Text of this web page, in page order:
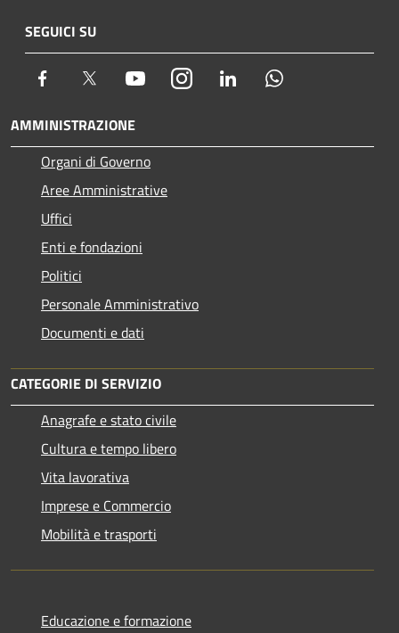
SEGUICI SU
Facebook Twitter YoutubeInstagram LinkedIn
AMMINISTRAZIONE
Organi di Governo
Aree Amministrative
Uffici
Enti e fondazioni
Politici
Personale Amministrativo
Documenti e dati
CATEGORIE DI SERVIZIO
Anagrafe e stato civile
Cultura e tempo libero
Vita lavorativa
Imprese e Commercio
Mobilità e trasporti
Educazione e formazione